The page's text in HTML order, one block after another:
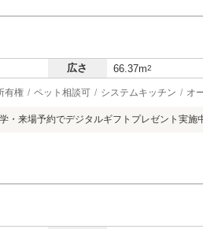
広さ 66.37m2
有権 ペット相談可 システムキッチン オ
・来場予約でデジタルギフトプレゼント実施